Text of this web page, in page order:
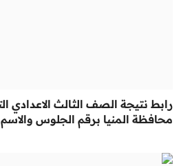
محافظة المنيا برقم الجلوس والاسم